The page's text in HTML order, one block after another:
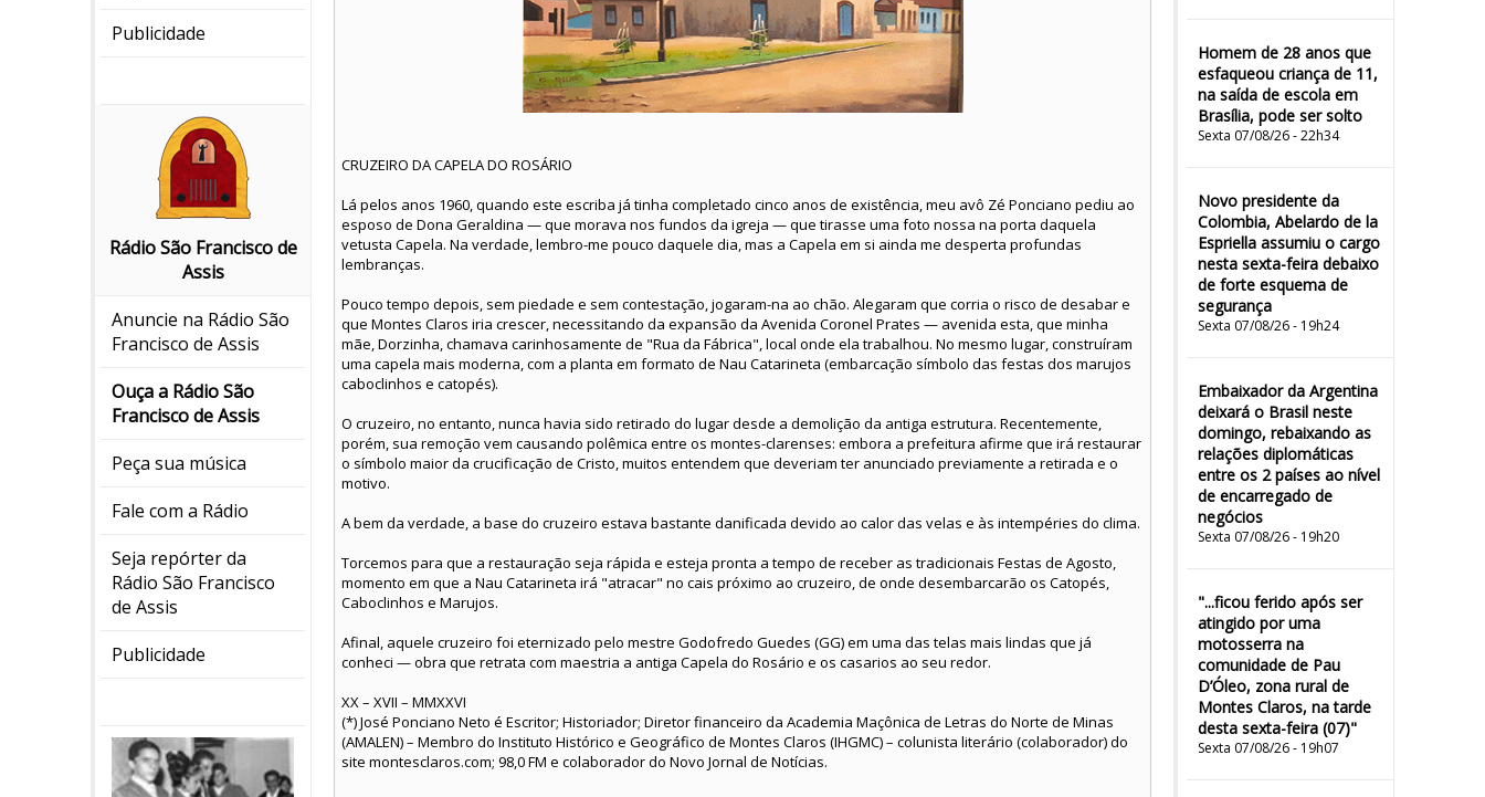
Publicidade
Rádio São Francisco de
Assis
Anuncie na Rádio São
Francisco de Assis
Ouça a Rádio São
Francisco de Assis
Peça sua música
Fale com a Rádio
Seja repórter da
Rádio São Francisco
de Assis
Publicidade
Homem de 28 anos que
esfaqueou criança de 11,
na saída de escola em
Brasília, pode ser solto
Sexta 07/08/26 - 22h34
Novo presidente da
Colombia, Abelardo de la
Espriella assumiu o cargo
nesta sexta-feira debaixo
de forte esquema de
segurança
Sexta 07/08/26 - 19h24
Embaixador da Argentina
deixará o Brasil neste
domingo, rebaixando as
relações diplomáticas
entre os 2 países ao nível
de encarregado de
negócios
Sexta 07/08/26 - 19h20
"...ficou ferido após ser
atingido por uma
motosserra na
comunidade de Pau
D’Óleo, zona rural de
Montes Claros, na tarde
desta sexta-feira (07)"
Sexta 07/08/26 - 19h07
CRUZEIRO DA CAPELA DO ROSÁRIO
Lá pelos anos 1960, quando este escriba já tinha completado cinco anos de existência, meu avô Zé Ponciano pediu ao
esposo de Dona Geraldina — que morava nos fundos da igreja — que tirasse uma foto nossa na porta daquela
vetusta Capela. Na verdade, lembro-me pouco daquele dia, mas a Capela em si ainda me desperta profundas
lembranças.
Pouco tempo depois, sem piedade e sem contestação, jogaram-na ao chão. Alegaram que corria o risco de desabar e
que Montes Claros iria crescer, necessitando da expansão da Avenida Coronel Prates — avenida esta, que minha
mãe, Dorzinha, chamava carinhosamente de "Rua da Fábrica", local onde ela trabalhou. No mesmo lugar, construíram
uma capela mais moderna, com a planta em formato de Nau Catarineta (embarcação símbolo das festas dos marujos
caboclinhos e catopés).
O cruzeiro, no entanto, nunca havia sido retirado do lugar desde a demolição da antiga estrutura. Recentemente,
porém, sua remoção vem causando polêmica entre os montes-clarenses: embora a prefeitura afirme que irá restaurar
o símbolo maior da crucificação de Cristo, muitos entendem que deveriam ter anunciado previamente a retirada e o
motivo.
A bem da verdade, a base do cruzeiro estava bastante danificada devido ao calor das velas e às intempéries do clima.
Torcemos para que a restauração seja rápida e esteja pronta a tempo de receber as tradicionais Festas de Agosto,
momento em que a Nau Catarineta irá "atracar" no cais próximo ao cruzeiro, de onde desembarcarão os Catopés,
Caboclinhos e Marujos.
Afinal, aquele cruzeiro foi eternizado pelo mestre Godofredo Guedes (GG) em uma das telas mais lindas que já
conheci — obra que retrata com maestria a antiga Capela do Rosário e os casarios ao seu redor.
XX – XVII – MMXXVI
(*) José Ponciano Neto é Escritor; Historiador; Diretor financeiro da Academia Maçônica de Letras do Norte de Minas
(AMALEN) – Membro do Instituto Histórico e Geográfico de Montes Claros (IHGMC) – colunista literário (colaborador) do
site montesclaros.com; 98,0 FM e colaborador do Novo Jornal de Notícias.